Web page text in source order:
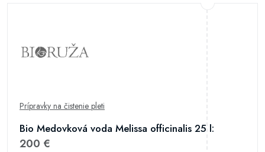
Prípravky na čistenie pleti
Bio Medovková voda Melissa officinalis 25 l:
200 €